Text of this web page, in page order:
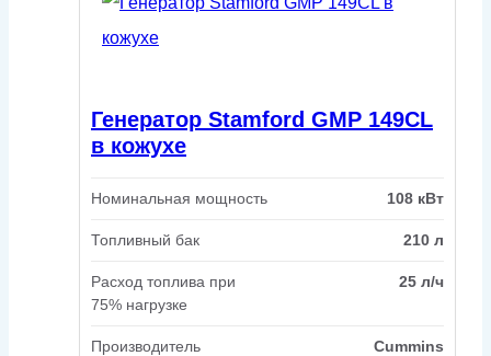
Генератор Stamford GMP 149CL
в кожухе
Номинальная мощность 108 кВт
Топливный бак 210 л
Расход топлива при
75% нагрузке
25 л/ч
Производитель
Cummins